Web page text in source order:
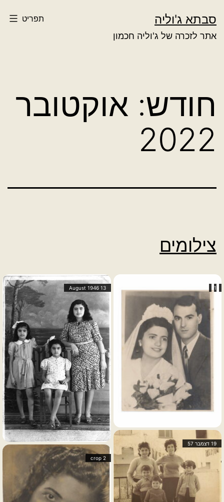
לתוכן
סבתא ג'וליה
אתר לזכרה של ג'וליה חכמון
תפריט
חודש: אוקטובר
2022
צילומים
1
19 דצמבר 57
13 August 1946
2 crop